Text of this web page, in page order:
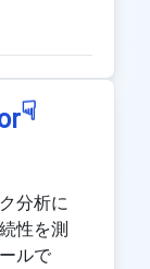
☟
分析に
性を測
ルで